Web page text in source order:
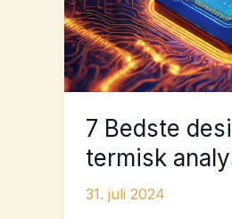
7 Bedste
termisk
31. juli 2024